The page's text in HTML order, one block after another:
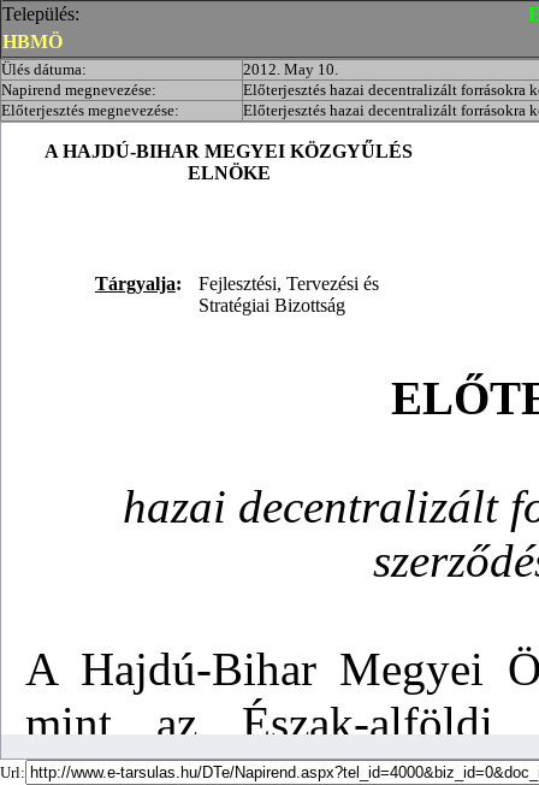
Település:
HBMÖ
Ülés dátuma:
2012. May 10.
Napirend megnevezése:
Előterjesztés hazai decentralizált forrásokra
Előterjesztés megnevezése:
Előterjesztés hazai decentralizált forrásokra
Url: